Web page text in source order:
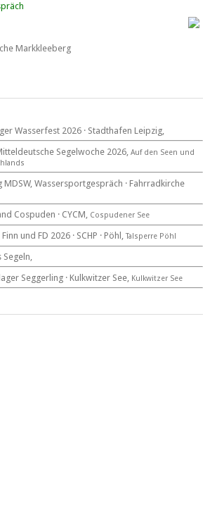
Markkleeberg
2026
in Sachsen · Thüringen · Sachsen Anhalt
2026
Pöhl
Wasserfest 2026 · Stadthafen Leipzig,
Segelwoche 2026, Auf den Seen und
MDSW, Wassersportgespräch · Fahrradkirche
Cospuden · CYCM, Cospudener See
und FD 2026 · SCHP · Pöhl, Talsperre Pöhl
Seggerling · Kulkwitzer See, Kulkwitzer See